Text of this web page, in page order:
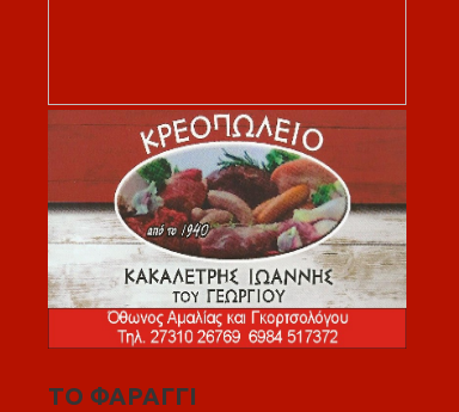
ΤΟ ΦΑΡΑΓΓΙ